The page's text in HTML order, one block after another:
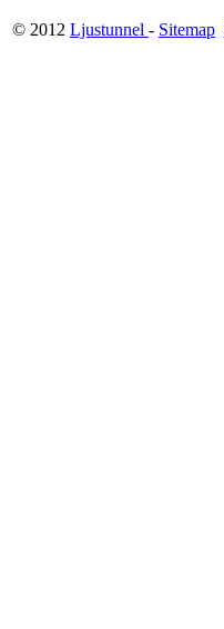
© 2012 Ljustunnel - Sitemap